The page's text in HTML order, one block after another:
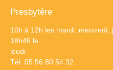
Presbytère
10h à 12h les mardi, mercredi,
18h45 le
jeudi
Tél. 05 56 80 54 32